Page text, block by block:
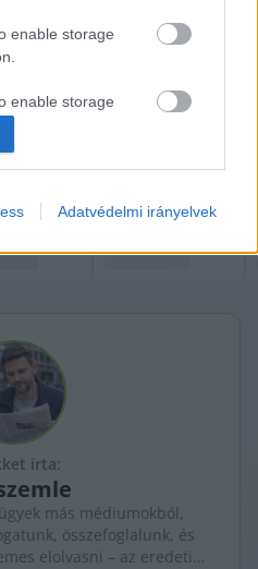
enable storage
enable storage
authentication
and other
Adatvédelmi irányelvek
pedig egyre
államnak. Ezzel több
– magyarázta
írta:
más médiumokból,
összefoglalunk, és
elolvasni – az eredeti